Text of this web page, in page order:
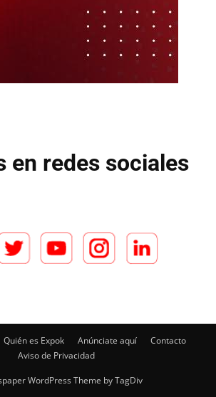
en redes sociales
Quién es Expok Anúnciate aquí
Contacto
Aviso de Privacidad
WordPress Theme by TagDiv